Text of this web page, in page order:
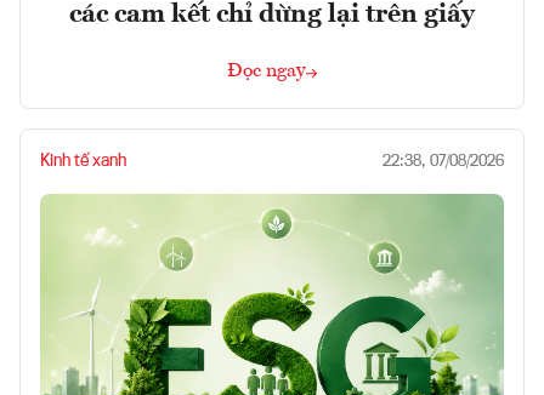
các cam kết chỉ dừng lại trên giấy
Đọc ngay
Kinh tế xanh 22:38, 07/08/2026